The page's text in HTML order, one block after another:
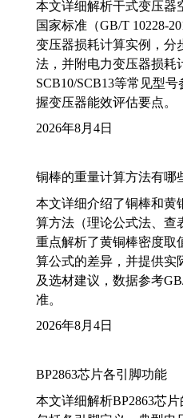
本文详细解析干式变压器
国家标准（GB/T 10228-
变压器损耗计算实例，分
法，并附电力变压器损耗
SCB10/SCB13等常见型
握变压器能效评估要点。
2026年8月4日
铜棒的重量计算方法有哪
本文详细介绍了铜棒和黄
算方法（理论公式法、查
重点解析了黄铜棒密度取
算公式的差异，并提供实
及选材建议，数据参考
准。
2026年8月4日
BP2863芯片各引脚功能
本文详细解析BP2863芯